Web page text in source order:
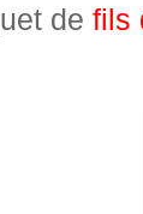
de fils